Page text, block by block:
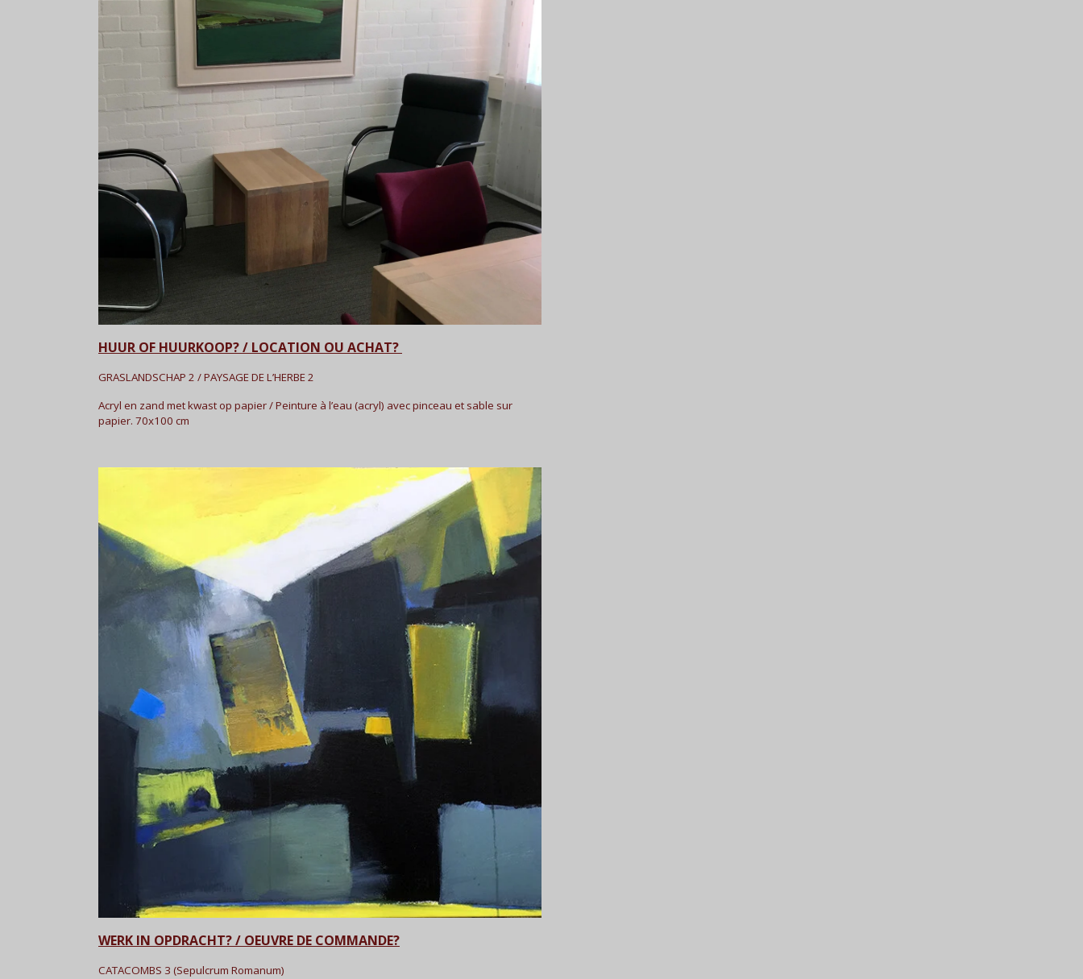
HUUR OF HUURKOOP? / LOCATION OU ACHAT?
GRASLANDSCHAP 2 / PAYSAGE DE L’HERBE 2
Acryl en zand met kwast op papier / Peinture à l’eau (acryl) avec pinceau et sable sur
papier. 70x100 cm
WERK IN OPDRACHT? / OEUVRE DE COMMANDE?
CATACOMBS 3 (Sepulcrum Romanum)